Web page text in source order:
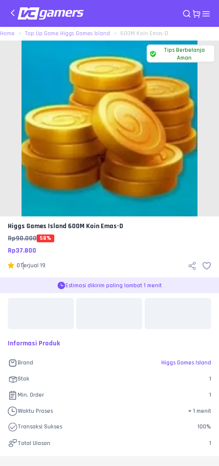
Home Top Up Game Higgs Games Island 600M Koin Emas-D
Tips Berbelanja
Aman
Higgs Games Island 600M Koin Emas-D
Rp90.000 58%
Rp37.800
0Terjual 19
Estimasi dikirim paling lambat 1 menit
Informasi Produk
Brand Higgs Games Island
Stok 1
Min. Order 1
Waktu Proses ± 1 menit
Transaksi Sukses 100%
Total Ulasan 1